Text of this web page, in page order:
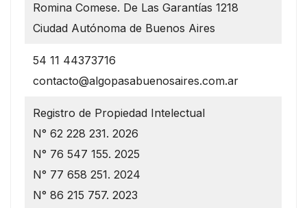
Romina Comese. De Las Garantías 1218
Ciudad Autónoma de Buenos Aires
54 11 44373716
contacto@algopasabuenosaires.com.ar
Registro de Propiedad Intelectual
N° 62 228 231. 2026
N° 76 547 155. 2025
N° 77 658 251. 2024
N° 86 215 757. 2023